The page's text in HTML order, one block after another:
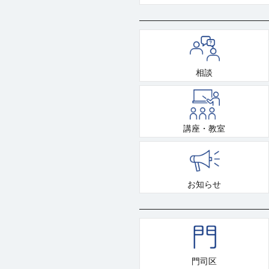
相談
講座・教室
お知らせ
門司区